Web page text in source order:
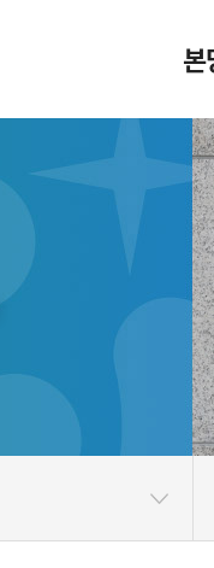
본
본
성
독
찾